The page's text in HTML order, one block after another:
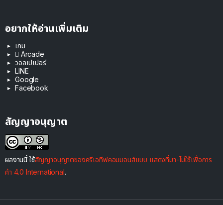
อยากให้อ่านเพิ่มเติม
เกม
 Arcade
วอลเปเปอร์
LINE
Google
Facebook
สัญญาอนุญาต
ผลงานนี้ ใช้สัญญาอนุญาตของครีเอทีฟคอมมอนส์แบบ แสดงที่มา-ไม่ใช้เพื่อการ
ค้า 4.0 International.